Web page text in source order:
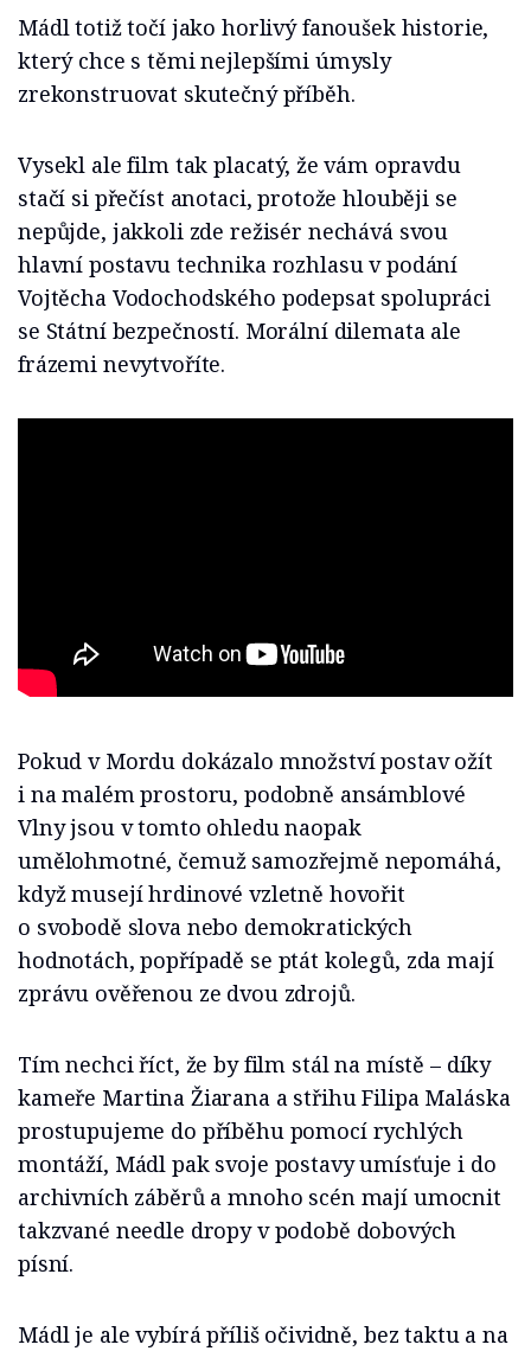
Mádl totiž točí jako horlivý fanoušek historie,
který chce s těmi nejlepšími úmysly
zrekonstruovat skutečný příběh.
Vysekl ale film tak placatý, že vám opravdu
stačí si přečíst anotaci, protože hlouběji se
nepůjde, jakkoli zde režisér nechává svou
hlavní postavu technika rozhlasu v podání
Vojtěcha Vodochodského podepsat spolupráci
se Státní bezpečností. Morální dilemata ale
frázemi nevytvoříte.
Pokud v Mordu dokázalo množství postav ožít
i na malém prostoru, podobně ansámblové
Vlny jsou v tomto ohledu naopak
umělohmotné, čemuž samozřejmě nepomáhá,
když musejí hrdinové vzletně hovořit
o svobodě slova nebo demokratických
hodnotách, popřípadě se ptát kolegů, zda mají
zprávu ověřenou ze dvou zdrojů.
Tím nechci říct, že by film stál na místě – díky
kameře Martina Žiarana a střihu Filipa Maláska
prostupujeme do příběhu pomocí rychlých
montáží, Mádl pak svoje postavy umísťuje i do
archivních záběrů a mnoho scén mají umocnit
takzvané needle dropy v podobě dobových
písní.
Mádl je ale vybírá příliš očividně, bez taktu a na